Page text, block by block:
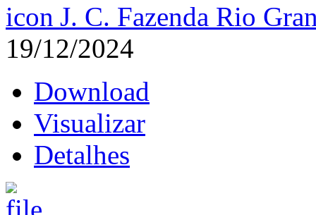
J. C. Fazenda Rio
19/12/2024
Download
Visualizar
Detalhes